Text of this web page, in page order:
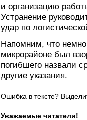
и организацию
Устранение
удар по
Напомним, что
микрорайоне был
погибшего назвали
другие указания.
Ошибка в тексте?
Уважаемые читатели!